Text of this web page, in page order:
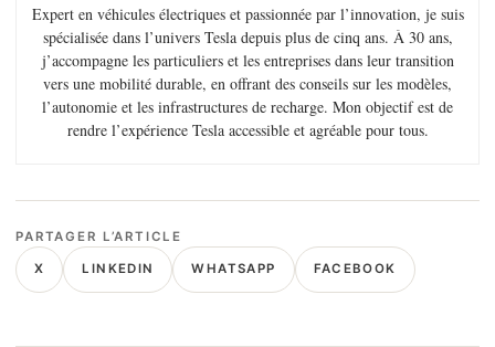
Expert en véhicules électriques et passionnée par l’innovation, je suis
spécialisée dans l’univers Tesla depuis plus de cinq ans. À 30 ans,
j’accompagne les particuliers et les entreprises dans leur transition
vers une mobilité durable, en offrant des conseils sur les modèles,
l’autonomie et les infrastructures de recharge. Mon objectif est de
rendre l’expérience Tesla accessible et agréable pour tous.
PARTAGER L’ARTICLE
X LINKEDIN WHATSAPP FACEBOOK